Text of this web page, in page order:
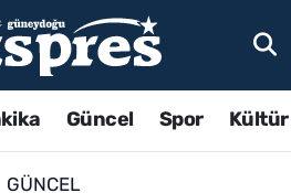
Güncel Spor
GÜNCEL